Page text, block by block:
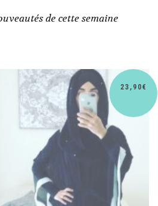
de cette semaine
30,90